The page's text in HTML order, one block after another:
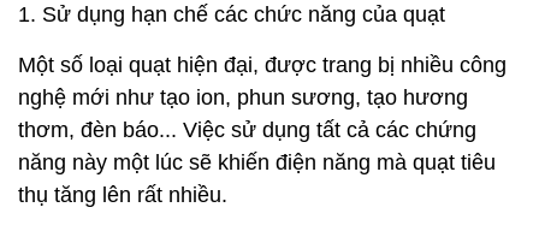
1. Sử dụng hạn chế các chức năng của quạt
Một số loại quạt hiện đại, được trang bị nhiều công
nghệ mới như tạo ion, phun sương, tạo hương
thơm, đèn báo... Việc sử dụng tất cả các chứng
năng này một lúc sẽ khiến điện năng mà quạt tiêu
thụ tăng lên rất nhiều.